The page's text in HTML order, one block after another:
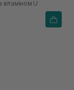
вітаміном U